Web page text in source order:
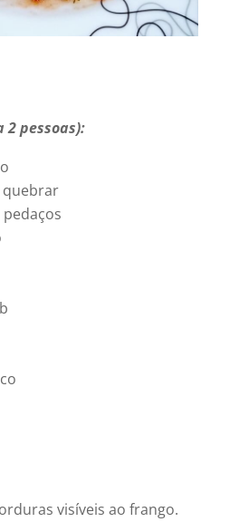
pessoas):
quebrar
visíveis ao frango.